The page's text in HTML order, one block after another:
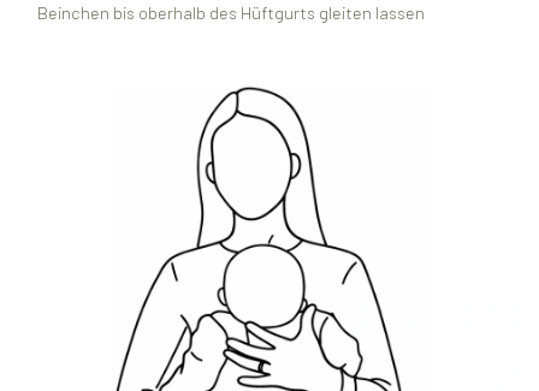
Beinchen bis oberhalb des Hüftgurts gleiten lassen